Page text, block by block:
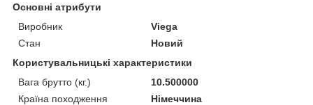
Основні атрибути
Виробник
Viega
Стан
Новий
Користувальницькі характеристики
Вага брутто (кг.)
10.500000
Країна походження
Німеччина